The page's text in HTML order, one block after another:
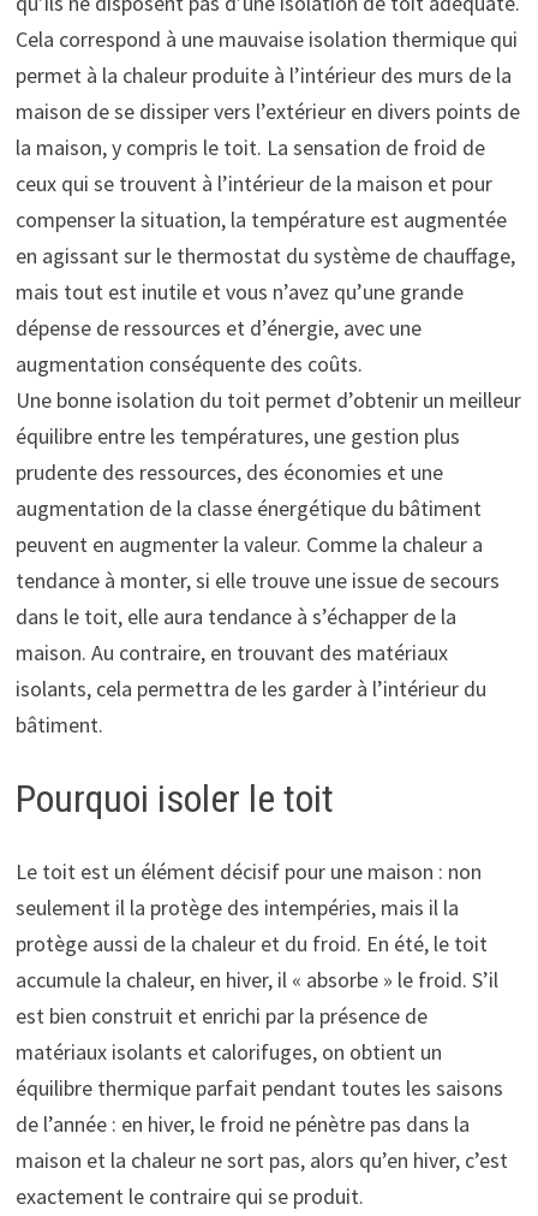
Cela correspond à une mauvaise isolation thermique qui
permet à la chaleur produite à l’intérieur des murs de la
maison de se dissiper vers l’extérieur en divers points de
la maison, y compris le toit. La sensation de froid de
ceux qui se trouvent à l’intérieur de la maison et pour
compenser la situation, la température est augmentée
en agissant sur le thermostat du système de chauffage,
mais tout est inutile et vous n’avez qu’une grande
dépense de ressources et d’énergie, avec une
augmentation conséquente des coûts.
Une bonne isolation du toit permet d’obtenir un meilleur
équilibre entre les températures, une gestion plus
prudente des ressources, des économies et une
augmentation de la classe énergétique du bâtiment
peuvent en augmenter la valeur. Comme la chaleur a
tendance à monter, si elle trouve une issue de secours
dans le toit, elle aura tendance à s’échapper de la
maison. Au contraire, en trouvant des matériaux
isolants, cela permettra de les garder à l’intérieur du
bâtiment.
Pourquoi isoler le toit
Le toit est un élément décisif pour une maison : non
seulement il la protège des intempéries, mais il la
protège aussi de la chaleur et du froid. En été, le toit
accumule la chaleur, en hiver, il « absorbe » le froid. S’il
est bien construit et enrichi par la présence de
matériaux isolants et calorifuges, on obtient un
équilibre thermique parfait pendant toutes les saisons
de l’année : en hiver, le froid ne pénètre pas dans la
maison et la chaleur ne sort pas, alors qu’en hiver, c’est
exactement le contraire qui se produit.